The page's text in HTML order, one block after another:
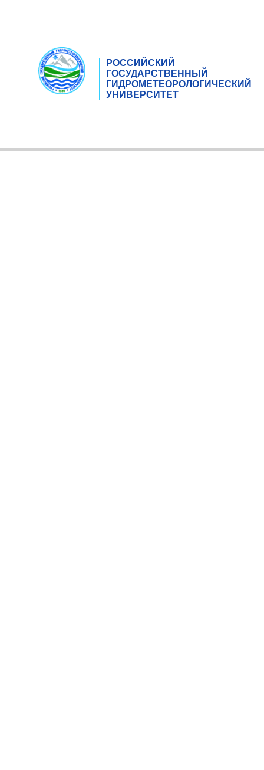
РОССИЙСКИЙ
ГОСУДАРСТВЕННЫЙ
ГИДРОМЕТЕОРОЛОГИЧЕСКИЙ
УНИВЕРСИТЕТ